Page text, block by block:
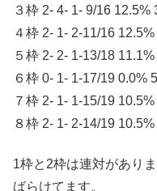
３枠 2- 4- 1- 9/16 12.5%
４枠 2- 1- 2-11/16
５枠 2- 2- 1-13/18
６枠 0- 1- 1-17/19 0.0%
７枠 2- 1- 1-15/19
８枠 2- 1- 2-14/19
1枠と2枠は連対があり
ばらけてます。